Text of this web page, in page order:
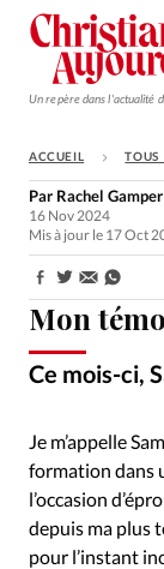
Un repère dans l'actualité
Monde
Opinions
Tous les articles
Emploi
Se connecter
Édition:
ACCUEIL
Mon
Ce mois-ci,
Par Rachel Gamper
16 Nov 2024
Mis à jour le 17 Oct
Partager:
Je m’appelle
formation dans
l’occasion
depuis ma plus
pour l’instant